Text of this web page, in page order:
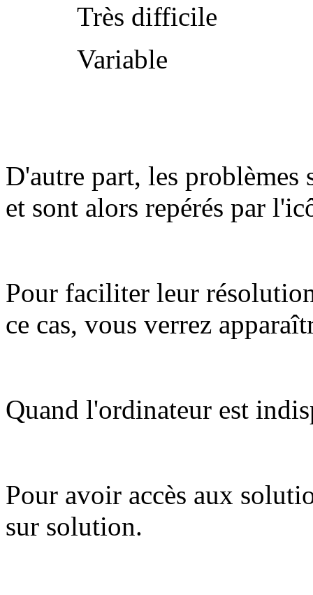
Très difficile
Variable
D'autre part, les problèmes
et sont alors repérés par
Pour faciliter leur
ce cas, vous verrez
Quand l'ordinateur est
Pour avoir accès aux
sur solution.